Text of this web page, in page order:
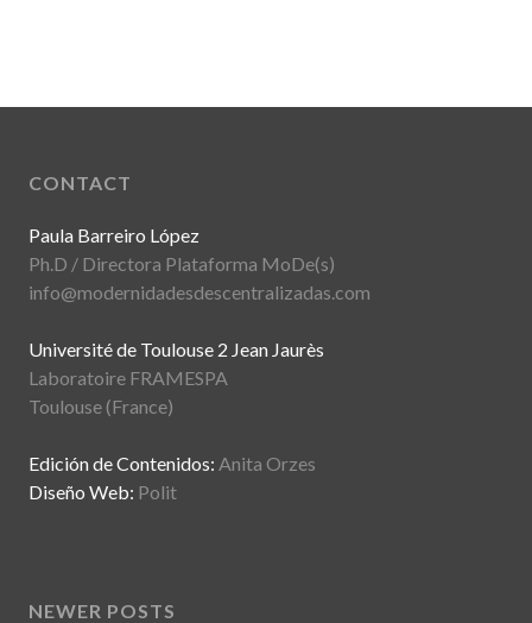
CONTACT
Paula Barreiro López
Ph.D / Directora Plataforma MoDe(s)
info@modernidadesdescentralizadas.com
Université de Toulouse 2 Jean Jaurès
Laboratoire FRAMESPA
Toulouse (France)
Edición de Contenidos: Anita Orzes
Diseño Web: Polit
NEWER POSTS